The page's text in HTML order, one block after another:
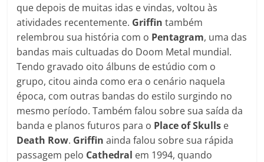
que depois de muitas idas e vindas, voltou às
atividades recentemente. Griffintambém
relembrou sua história com o Pentagram, uma das
bandas mais cultuadas do Doom Metal mundial.
Tendo gravado oito álbuns de estúdio com o
grupo, citou ainda como era o cenário naquela
época, com outras bandas do estilo surgindo no
mesmo período. Também falou sobre sua saída da
banda e planos futuros para o Place of Skulls e
Death Row. Griffinainda falou sobre sua rápida
passagem pelo Cathedral em 1994, quando